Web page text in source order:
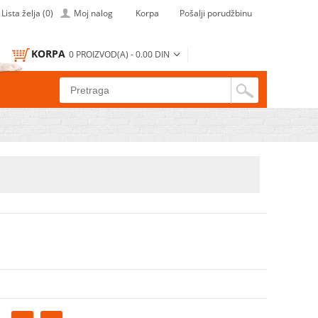
KORPA 0 PROIZVOD(A) - 0.00 DIN
Lista želja (0) Moj nalog Korpa Pošalji porudžbinu